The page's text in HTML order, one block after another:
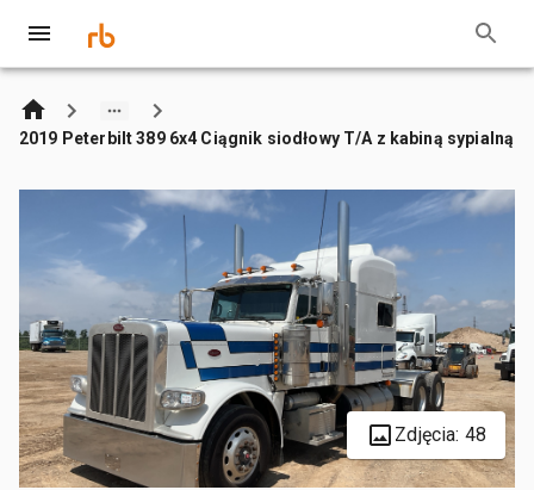
2019 Peterbilt 389 6x4 Ciągnik siodłowy T/A z kabiną sypialną
Zdjęcia: 48